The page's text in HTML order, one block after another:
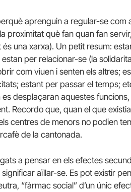
aprenguin a regular-se com
proximitat què fan quan fan
és una xarxa). Un petit resum:
per relacionar-se (la
com viuen i senten els altres;
estant per passar el temps;
desplaçaran aquestes
Recordo que, quan el que
centres de menors no podien
de la cantonada.
a pensar en els efectes
aïllar-se. Es pot existir
“fàrmac social” d’un únic